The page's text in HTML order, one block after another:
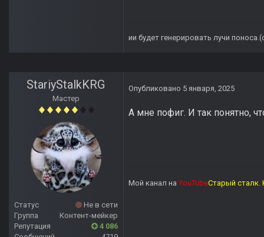
ии будет генерировать лучи
StariyStalkKRG
Мастер
Статус
Не в сети
Группа
Контент-мейкер
Репутация
4 086
Опубликовано 5 января, 2025
А мне пофиг. И так понятно,
Мой канал наYouTubeСтарый сталк.